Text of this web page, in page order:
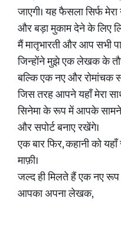
जाएगी। यह फैसला सिर्फ
और बड़ा मुकाम देने के लिए
मैं मातृभारती और आप सभी
जिन्होंने मुझे एक लेखक के
बल्कि एक नए और रोमांचक
जिस तरह आपने यहाँ मेरा
सिनेमा के रूप में आपके सामने
और सपोर्ट बनाए रखेंगे।
एक बार फिर, कहानी को
माफ़ी।
जल्द ही मिलते हैं एक नए रूप
आपका अपना लेखक,